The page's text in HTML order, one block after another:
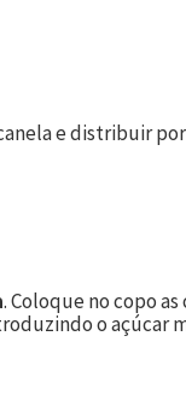
e distribuir
. Coloque no copo
o açúcar